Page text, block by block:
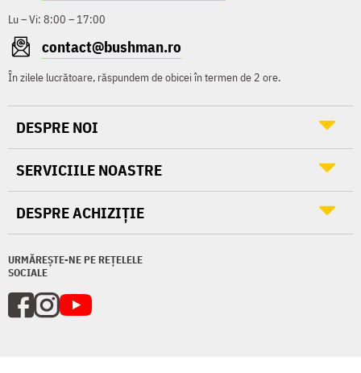
Lu – Vi: 8:00 – 17:00
contact@bushman.ro
În zilele lucrătoare, răspundem de obicei în termen de 2 ore.
URMĂREȘTE-NE PE REȚELELE
SOCIALE
DESPRE NOI
SERVICIILE NOASTRE
DESPRE ACHIZIȚIE